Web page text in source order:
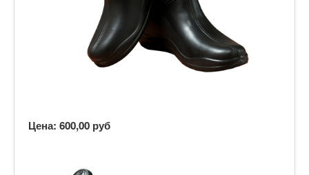
Цена: 600,00 руб